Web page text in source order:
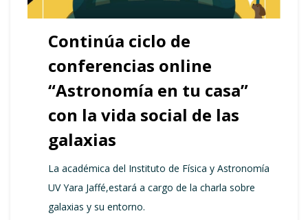
Continúa ciclo de
conferencias online
“Astronomía en tu casa”
con la vida social de las
galaxias
La académica del Instituto de Física y Astronomía
UV Yara Jaffé,estará a cargo de la charla sobre
galaxias y su entorno.